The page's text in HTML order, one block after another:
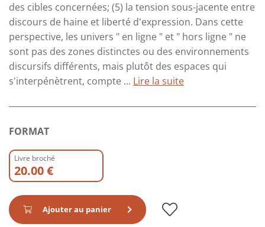
des cibles concernées; (5) la tension sous-jacente entre
discours de haine et liberté d'expression. Dans cette
perspective, les univers " en ligne " et " hors ligne " ne
sont pas des zones distinctes ou des environnements
discursifs différents, mais plutôt des espaces qui
s'interpénètrent, compte ... Lire la suite
FORMAT
Livre broché
20.00 €
Ajouter au panier